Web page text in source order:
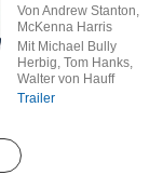
Von Andrew Stanton,
McKenna Harris
Mit Michael Bully
Herbig, Tom Hanks,
Walter von Hauff
Trailer